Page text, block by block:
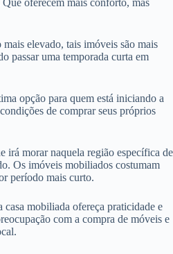
oferecem mais conforto, mas
elevado, tais imóveis são mais
passar uma temporada curta em
opção para quem está iniciando a
de comprar seus próprios
irá morar naquela região específica de
Os imóveis mobiliados costumam
período mais curto.
mobiliada ofereça praticidade e
com a compra de móveis e